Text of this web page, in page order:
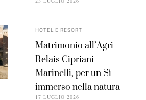
HOTEL E RESORT
Matrimonio all’Agri
Relais Cipriani
Marinelli, per un Sì
immerso nella natura
17 LUGLIO 2026